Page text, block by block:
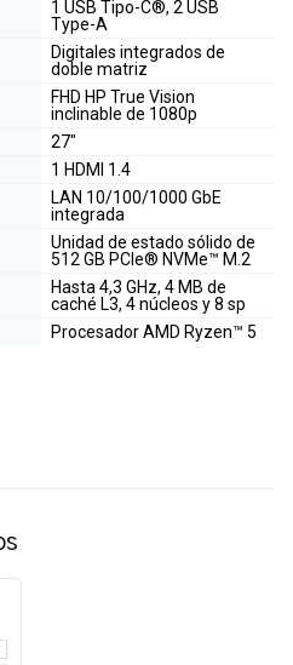
1 USB Tipo-C®, 2 USB
Type-A
Digitales integrados de
doble matriz
FHD HP True Vision
inclinable de 1080p
27"
1 HDMI 1.4
LAN 10/100/1000 GbE
integrada
Unidad de estado sólido de
512 GB PCIe® NVMe™ M.2
Hasta 4,3 GHz, 4 MB de
caché L3, 4 núcleos y 8 sp
Procesador AMD Ryzen™ 5